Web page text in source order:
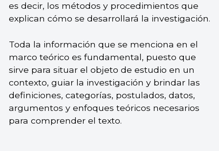
es decir, los métodos y procedimientos que
explican cómo se desarrollará la investigación.
Toda la información que se menciona en el
marco teórico es fundamental, puesto que
sirve para situar el objeto de estudio en un
contexto, guiar la investigación y brindar las
definiciones, categorías, postulados, datos,
argumentos y enfoques teóricos necesarios
para comprender el texto.